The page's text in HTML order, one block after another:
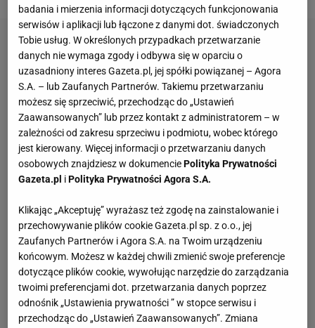
badania i mierzenia informacji dotyczących funkcjonowania
serwisów i aplikacji lub łączone z danymi dot. świadczonych
Tobie usług. W określonych przypadkach przetwarzanie
danych nie wymaga zgody i odbywa się w oparciu o
uzasadniony interes Gazeta.pl, jej spółki powiązanej – Agora
S.A. – lub Zaufanych Partnerów. Takiemu przetwarzaniu
możesz się sprzeciwić, przechodząc do „Ustawień
Zaawansowanych” lub przez kontakt z administratorem – w
zależności od zakresu sprzeciwu i podmiotu, wobec którego
jest kierowany. Więcej informacji o przetwarzaniu danych
osobowych znajdziesz w dokumenciePolityka Prywatności
Gazeta.pl iPolityka Prywatności Agora S.A.
Klikając „Akceptuję” wyrażasz też zgodę na zainstalowanie i
przechowywanie plików cookie Gazeta.pl sp. z o.o., jej
Zaufanych Partnerów i Agora S.A. na Twoim urządzeniu
końcowym. Możesz w każdej chwili zmienić swoje preferencje
dotyczące plików cookie, wywołując narzędzie do zarządzania
twoimi preferencjami dot. przetwarzania danych poprzez
odnośnik „Ustawienia prywatności ” w stopce serwisu i
przechodząc do „Ustawień Zaawansowanych”. Zmiana